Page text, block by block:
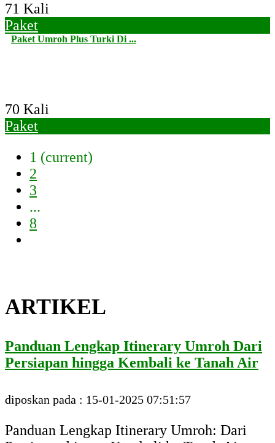
71 Kali
Paket
Paket Umroh Plus Turki Di ...
70 Kali
Paket
1 (current)
2
3
...
8
ARTIKEL
Panduan Lengkap Itinerary Umroh Dari
Persiapan hingga Kembali ke Tanah Air
diposkan pada : 15-01-2025 07:51:57
Panduan Lengkap Itinerary Umroh: Dari